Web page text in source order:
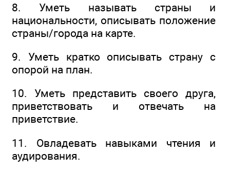
8. Уметь называть страны и
национальности, описывать положение
страны/города на карте.
9. Уметь кратко описывать страну с
опорой на план.
10. Уметь представить своего друга,
приветствовать и отвечать на
приветствие.
11. Овладевать навыками чтения и
аудирования.